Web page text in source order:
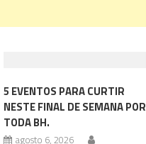
5 EVENTOS PARA CURTIR
NESTE FINAL DE SEMANA POR
TODA BH.
agosto 6, 2026